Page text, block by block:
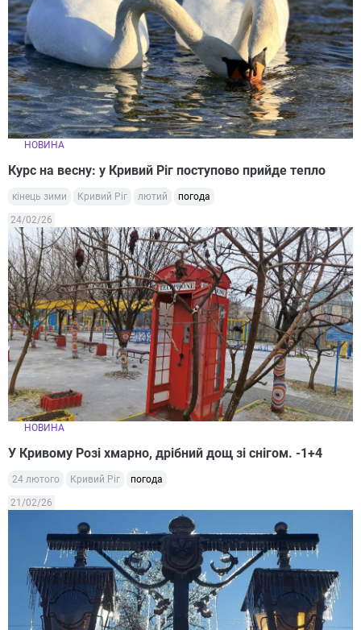
НОВИНА
Курс на весну: у Кривий Ріг поступово прийде тепло
кінець зими Кривий Ріг лютий погода
24/02/26
НОВИНА
У Кривому Розі хмарно, дрібний дощ зі снігом. -1+4
24 лютого Кривий Ріг погода
21/02/26